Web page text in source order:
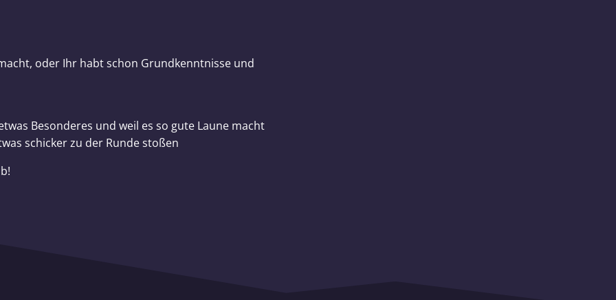
oder Ihr habt schon Grundkenntnisse und
Besonderes und weil es so gute Laune macht
schicker zu der Runde stoßen